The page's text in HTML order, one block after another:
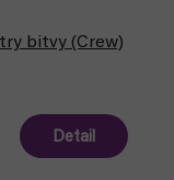
bitvy (Crew)
Detail